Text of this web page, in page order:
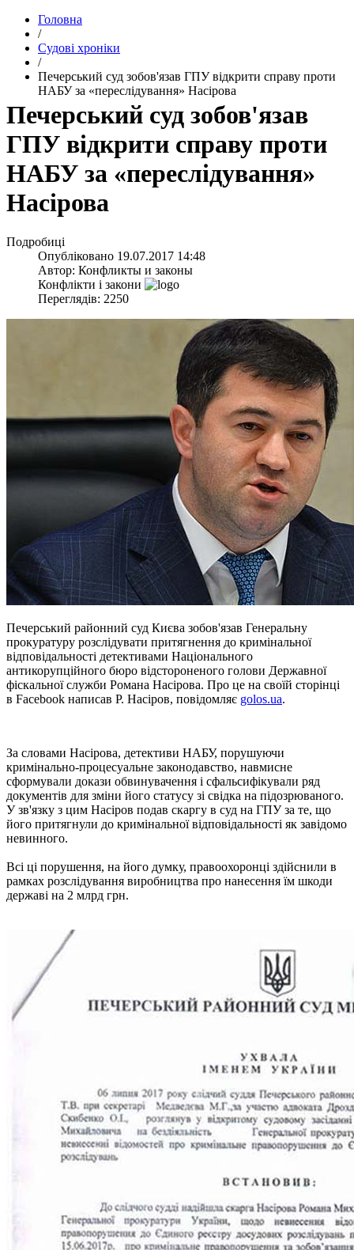
Головна
/
Судові хроніки
/
​Печерський суд зобов'язав ГПУ відкрити справу проти
НАБУ за «переслідування» Насірова
​Печерський суд зобов'язав
ГПУ відкрити справу проти
НАБУ за «переслідування»
Насірова
Подробиці
Опубліковано 19.07.2017 14:48
Автор: Конфликты и законы
Конфлікти і закони
Переглядів: 2250
Печерський районний суд Києва зобов'язав Генеральну
прокуратуру розслідувати притягнення до кримінальної
відповідальності детективами Національного
антикорупційного бюро відстороненого голови Державної
фіскальної служби Романа Насірова. Про це на своїй сторінці
в Facebook написав Р. Насіров, повідомляє golos.ua.
За словами Насірова, детективи НАБУ, порушуючи
кримінально-процесуальне законодавство, навмисне
сформували докази обвинувачення і сфальсифікували ряд
документів для зміни його статусу зі свідка на підозрюваного.
У зв'язку з цим Насіров подав скаргу в суд на ГПУ за те, що
його притягнули до кримінальної відповідальності як завідомо
невинного.
Всі ці порушення, на його думку, правоохоронці здійснили в
рамках розслідування виробництва про нанесення їм шкоди
державі на 2 млрд грн.